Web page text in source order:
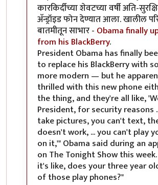
कारकिर्दीच्या शेवटच्या वर्षी अति-
अ‍ॅन्ड्रॉइड फोन देण्यात आला. खालील
बातमीतून साभार - Obama finally
from his BlackBerry.
President Obama has finally
to replace his BlackBerry with
more modern — but he
thrilled with this new phone
the thing, and they're all like,
President, for security reasons
take pictures, you can't text,
doesn't work, ... you can't play
on it,'" Obama said during an
on The Tonight Show this
it's like, does your three year
of those play phones?"